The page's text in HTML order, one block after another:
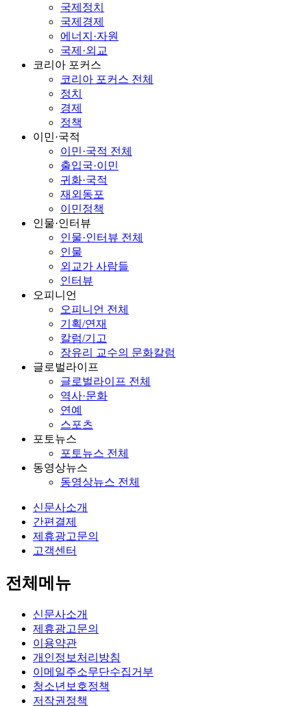
국제정치
국제경제
에너지·자원
국제·외교
코리아 포커스
코리아 포커스 전체
정치
경제
정책
이민·국적
이민·국적 전체
출입국·이민
귀화·국적
재외동포
이민정책
인물·인터뷰
인물·인터뷰 전체
인물
외교가 사람들
인터뷰
오피니언
오피니언 전체
기획/연재
칼럼/기고
장유리 교수의 문화칼럼
글로벌라이프
글로벌라이프 전체
역사·문화
연예
스포츠
포토뉴스
포토뉴스 전체
동영상뉴스
동영상뉴스 전체
신문사소개
간편결제
제휴광고문의
고객센터
전체메뉴
신문사소개
제휴광고문의
이용약관
개인정보처리방침
이메일주소무단수집거부
청소년보호정책
저작권정책